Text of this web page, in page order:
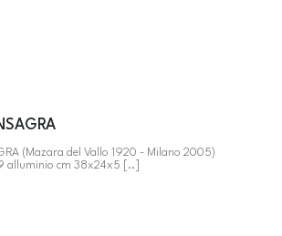
(Mazara del Vallo 1920 - Milano 2005)
alluminio cm 38x24x5 [..]